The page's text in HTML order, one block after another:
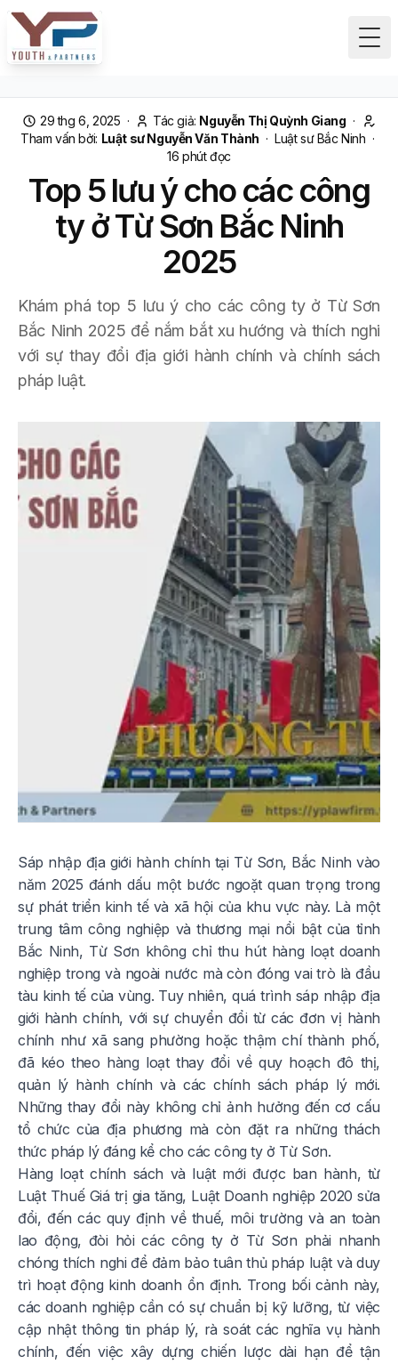
29 thg 6, 2025 · Tác giả: Nguyễn Thị Quỳnh Giang ·
Tham vấn bởi: Luật sư Nguyễn Văn Thành · Luật sư Bắc Ninh ·
16 phút đọc
Top 5 lưu ý cho các công
ty ở Từ Sơn Bắc Ninh
2025
Khám phá top 5 lưu ý cho các công ty ở Từ Sơn
Bắc Ninh 2025 để nắm bắt xu hướng và thích nghi
với sự thay đổi địa giới hành chính và chính sách
pháp luật.
Sáp nhập địa giới hành chính tại Từ Sơn, Bắc Ninh vào
năm 2025 đánh dấu một bước ngoặt quan trọng trong
sự phát triển kinh tế và xã hội của khu vực này. Là một
trung tâm công nghiệp và thương mại nổi bật của tỉnh
Bắc Ninh, Từ Sơn không chỉ thu hút hàng loạt doanh
nghiệp trong và ngoài nước mà còn đóng vai trò là đầu
tàu kinh tế của vùng. Tuy nhiên, quá trình sáp nhập địa
giới hành chính, với sự chuyển đổi từ các đơn vị hành
chính như xã sang phường hoặc thậm chí thành phố,
đã kéo theo hàng loạt thay đổi về quy hoạch đô thị,
quản lý hành chính và các chính sách pháp lý mới.
Những thay đổi này không chỉ ảnh hưởng đến cơ cấu
tổ chức của địa phương mà còn đặt ra những thách
thức pháp lý đáng kể cho các công ty ở Từ Sơn.
Hàng loạt chính sách và luật mới được ban hành, từ
Luật Thuế Giá trị gia tăng, Luật Doanh nghiệp 2020 sửa
đổi, đến các quy định về thuế, môi trường và an toàn
lao động, đòi hỏi các công ty ở Từ Sơn phải nhanh
chóng thích nghi để đảm bảo tuân thủ pháp luật và duy
trì hoạt động kinh doanh ổn định. Trong bối cảnh này,
các doanh nghiệp cần có sự chuẩn bị kỹ lưỡng, từ việc
cập nhật thông tin pháp lý, rà soát các nghĩa vụ hành
chính, đến việc xây dựng chiến lược dài hạn để tận